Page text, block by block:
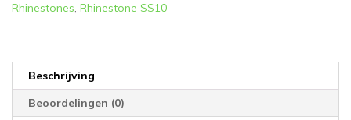
Rhinestones, Rhinestone SS10
Beschrijving
Beoordelingen (0)